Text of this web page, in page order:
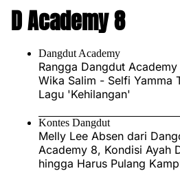
D Academy 8
Dangdut Academy
Rangga Dangdut
Wika Salim - Selfi Yamma
Lagu 'Kehilangan'
Kontes Dangdut
Melly Lee Absen dari
Academy 8, Kondisi Ayah
hingga Harus Pulang